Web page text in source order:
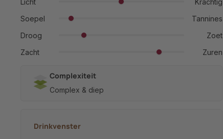
Licht
Krachtig
Soepel
Tannines
Droog
Zoet
Zacht
Zuren
Complexiteit
Complex & diep
Drinkvenster